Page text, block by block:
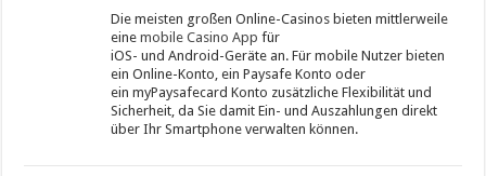
Die meisten großen Online-Casinos bieten mittlerweile
einemobile Casino App für
iOS- und Android-Geräte an. Für mobile Nutzer bieten
ein Online-Konto, ein Paysafe Konto oder
ein myPaysafecard Konto zusätzliche Flexibilität und
Sicherheit, da Sie damit Ein- und Auszahlungen direkt
über Ihr Smartphone verwalten können.